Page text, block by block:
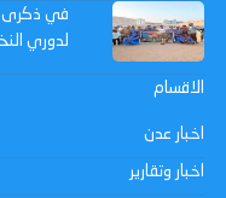
في ذكرى
لدوري
الاقسام
اخبار عدن
اخبار وتقارير